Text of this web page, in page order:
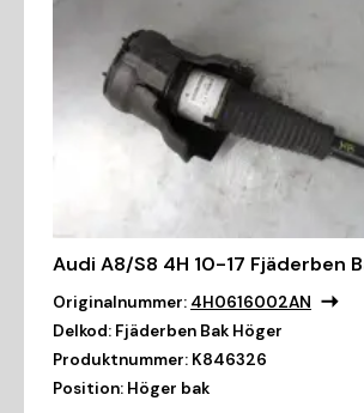
Audi A8/S8 4H 10-17 Fjäderben
Originalnummer: 4H0616002AN
Delkod: Fjäderben Bak Höger
Produktnummer: K846326
Position: Höger bak